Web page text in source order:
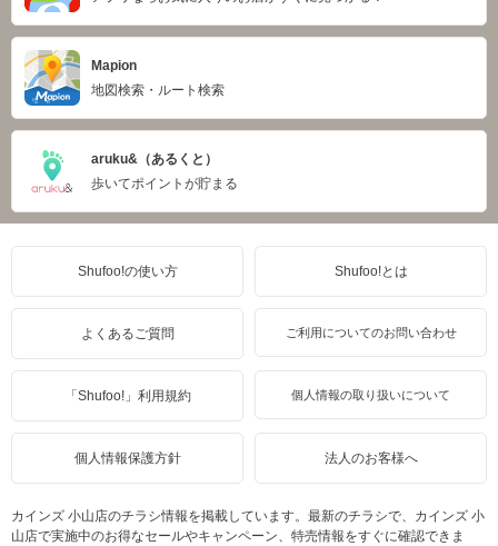
Mapion
地図検索・ルート検索
aruku&（あるくと）
歩いてポイントが貯まる
Shufoo!の使い方 Shufoo!とは
よくあるご質問 ご利用についてのお問い合わせ
「Shufoo!」利用規約 個人情報の取り扱いについて
個人情報保護方針 法人のお客様へ
カインズ 小山店のチラシ情報を掲載しています。最新のチラシで、カインズ 小
山店で実施中のお得なセールやキャンペーン、特売情報をすぐに確認できま